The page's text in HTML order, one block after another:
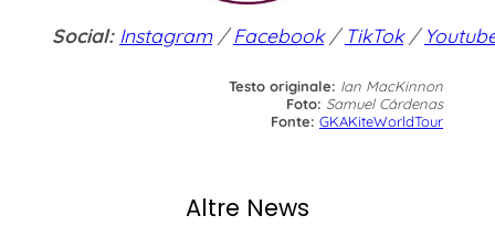
Social: Instagram/Facebook/TikTok/
Testo originale: Ian MacKinnon
Foto: Samuel Cárdenas
Fonte: GKAKiteWorldTour
Altre News